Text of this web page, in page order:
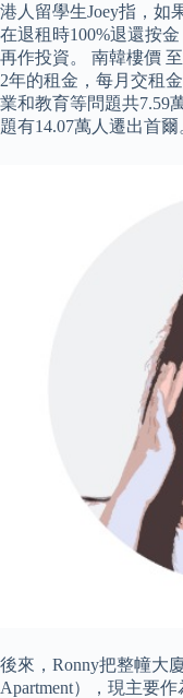
港人留學生Joey指，如
在退租時100%退還按
再作投資。 南韓樓價
2年的租金，每月交租
業和教育等問題共7.59
題有14.07萬人遷出首爾
後來，Ronny把整幢大
Apartment），現主要